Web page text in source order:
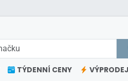
TÝDENNÍ CENY VÝPRODEJ